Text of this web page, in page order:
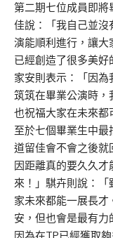
第二期七位成員即將
佳說：「我自己並
演能順利進行，讓大
已經創造了很多美好
家安則表示：「因
筑筑在畢業公演時，
也祝福大家在未來都
至於七個畢業生中
道留佳會不會之後就
因距離真的要久久
來！」騏卉則說：
家未來都能一展長
安，但也會是最有力